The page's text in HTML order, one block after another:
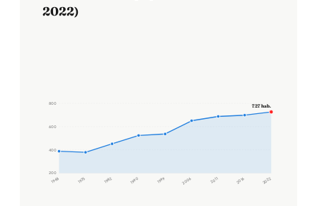
2022)
200
400
600
800
1968 1975 1982 1990 1999 2006 2011 2016 2022
727 hab.